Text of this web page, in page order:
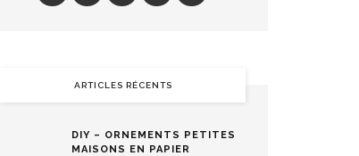
ARTICLES RÉCENTS
DIY – ORNEMENTS PETITES
MAISONS EN PAPIER